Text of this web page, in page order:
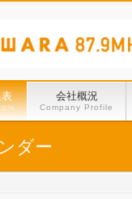
会社概況
Company Profile
ダー